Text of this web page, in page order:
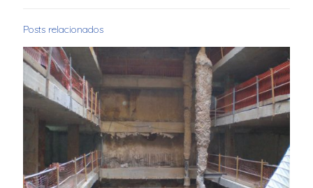
Posts relacionados